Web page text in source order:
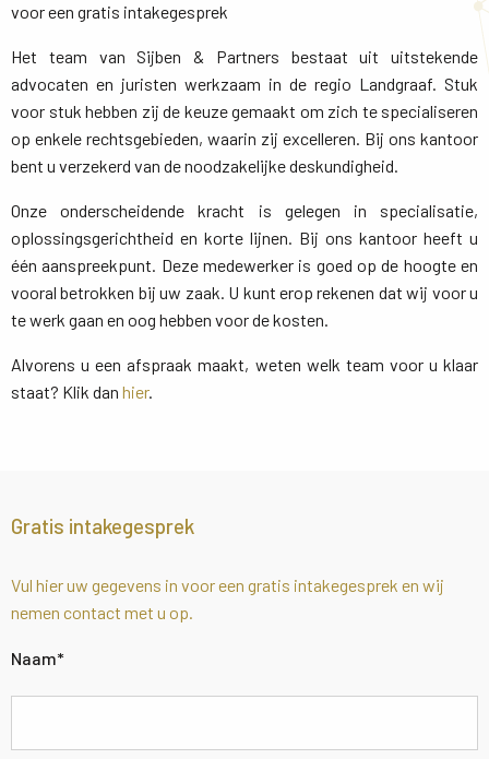
voor een gratis intakegesprek
Het team van Sijben & Partners bestaat uit uitstekende
advocaten en juristen werkzaam in de regio Landgraaf. Stuk
voor stuk hebben zij de keuze gemaakt om zich te specialiseren
op enkele rechtsgebieden, waarin zij excelleren. Bij ons kantoor
bent u verzekerd van de noodzakelijke deskundigheid.
Onze onderscheidende kracht is gelegen in specialisatie,
oplossingsgerichtheid en korte lijnen. Bij ons kantoor heeft u
één aanspreekpunt. Deze medewerker is goed op de hoogte en
vooral betrokken bij uw zaak. U kunt erop rekenen dat wij voor u
te werk gaan en oog hebben voor de kosten.
Alvorens u een afspraak maakt, weten welk team voor u klaar
staat? Klik dan hier.
Gratis intakegesprek
Vul hier uw gegevens in voor een gratis intakegesprek en wij
nemen contact met u op.
Naam*